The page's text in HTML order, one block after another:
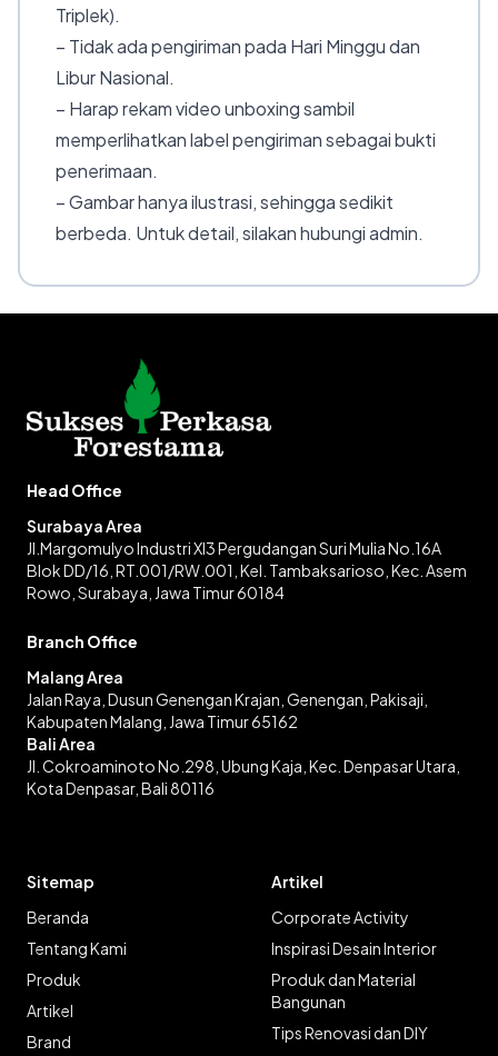
Triplek).
– Tidak ada pengiriman pada Hari Minggu dan
Libur Nasional.
– Harap rekam video unboxing sambil
memperlihatkan label pengiriman sebagai bukti
penerimaan.
– Gambar hanya ilustrasi, sehingga sedikit
berbeda. Untuk detail, silakan hubungi admin.
Head Office
Surabaya Area
Jl.Margomulyo Industri XI3 Pergudangan Suri Mulia No.16A
Blok DD/16, RT.001/RW.001, Kel. Tambaksarioso, Kec. Asem
Rowo, Surabaya, Jawa Timur 60184
Branch Office
Malang Area
Jalan Raya, Dusun Genengan Krajan, Genengan, Pakisaji,
Kabupaten Malang, Jawa Timur 65162
Bali Area
Jl. Cokroaminoto No.298, Ubung Kaja, Kec. Denpasar Utara,
Kota Denpasar, Bali 80116
Sitemap
Beranda
Tentang Kami
Produk
Artikel
Brand
Artikel
Corporate Activity
Inspirasi Desain Interior
Produk dan Material
Bangunan
Tips Renovasi dan DIY